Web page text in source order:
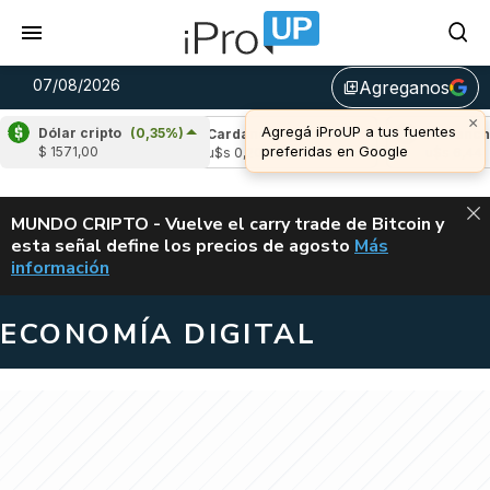
07/08/2026 library_addAgreganos
×
Agregá iProUP a tus fuentes
preferidas en Google
Dólar cripto (0,35%)
$ 1571,00
(-2,64%)
Cardano (4,83%)
u$s 0,20
Avalanche
u$s 6,44
ALERTA
MUNDO CRIPTO - Vuelve el carry trade de Bitcoin y
esta señal define los precios de agosto VUELVE EL
Más
información
ECONOMÍA DIGITAL